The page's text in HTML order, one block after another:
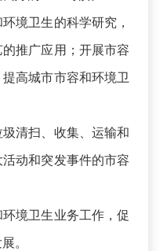
卫生的科学研究，
推广应用；开展市容
高城市市容和环境卫
清扫、收集、运输和
动和突发事件的市容
境卫生业务工作，促
。